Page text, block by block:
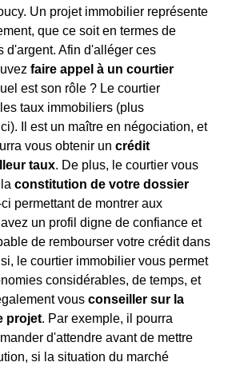
Un projet immobilier représente
que ce soit en termes de
d'argent. Afin d'alléger ces
faire appel à un courtier
est son rôle ? Le courtier
taux immobiliers (plus
Il est un maître en négociation, et
vous obtenir un crédit
taux. De plus, le courtier vous
constitution de votre dossier
permettant de montrer aux
un profil digne de confiance et
de rembourser votre crédit dans
le courtier immobilier vous permet
considérables, de temps, et
vous conseiller sur la
projet. Par exemple, il pourra
d'attendre avant de mettre
si la situation du marché